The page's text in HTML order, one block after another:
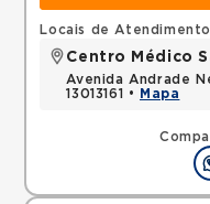
Locais de Atendimento
Centro Médico
Avenida Andrade
13013161 •
Mapa